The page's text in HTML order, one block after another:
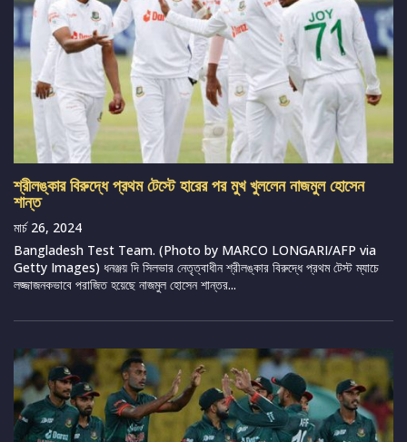
শ্রীলঙ্কার বিরুদ্ধে প্রথম টেস্টে হারের পর মুখ খুললেন নাজমুল হোসেন
শান্ত
মার্চ 26, 2024
Bangladesh Test Team. (Photo by MARCO LONGARI/AFP via
Getty Images) ধনঞ্জয় দি সিলভার নেতৃত্বাধীন শ্রীলঙ্কার বিরুদ্ধে প্রথম টেস্ট ম্যাচে
লজ্জাজনকভাবে পরাজিত হয়েছে নাজমুল হোসেন শান্তর...